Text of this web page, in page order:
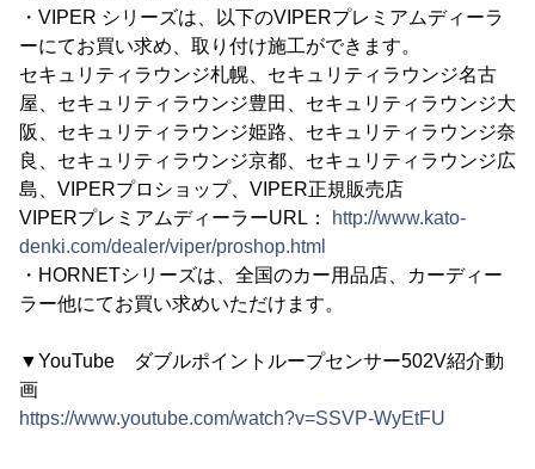
・VIPER シリーズは、以下のVIPERプレミアムディーラ
ーにてお買い求め、取り付け施工ができます。
セキュリティラウンジ札幌、セキュリティラウンジ名古
屋、セキュリティラウンジ豊田、セキュリティラウンジ大
阪、セキュリティラウンジ姫路、セキュリティラウンジ奈
良、セキュリティラウンジ京都、セキュリティラウンジ広
島、VIPERプロショップ、VIPER正規販売店
VIPERプレミアムディーラーURL：
http://www.kato-
denki.com/dealer/viper/proshop.html
・HORNETシリーズは、全国のカー用品店、カーディー
ラー他にてお買い求めいただけます。
▼YouTube ダブルポイントループセンサー502V紹介動
画
https://www.youtube.com/watch?v=SSVP-WyEtFU